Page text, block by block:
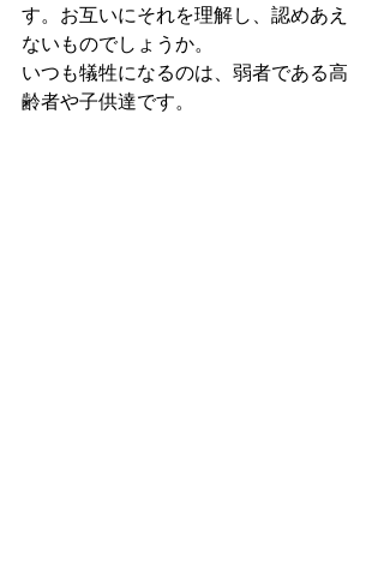
す。お互いにそれを理解し、認めあえ
ないものでしょうか。
いつも犠牲になるのは、弱者である高
齢者や子供達です。